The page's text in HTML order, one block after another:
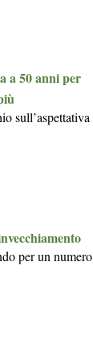
a 50 anni per
sull’aspettativa
per un numero